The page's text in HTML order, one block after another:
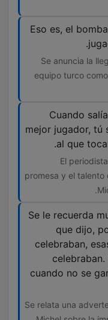
Eso es, el
00:14:38 · Se
equipo turco
Cuando
mejor jugador, tú
al que
00:25:09 · El
promesa y el
Se le recuerda
que dijo,
celebraban,
cuando no se
00:30:22 · Se relata una